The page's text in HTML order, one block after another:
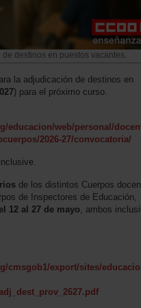
destinos en puestos vacantes.
la adjudicación de destinos en
) para el próximo curso.
educacion/web/personal/
2026-27/convocatoria/
de los distintos Cuerpos
de Inspectores de Educación,
12 al 27 de mayo , ambos
cmsgob1/export/sites/